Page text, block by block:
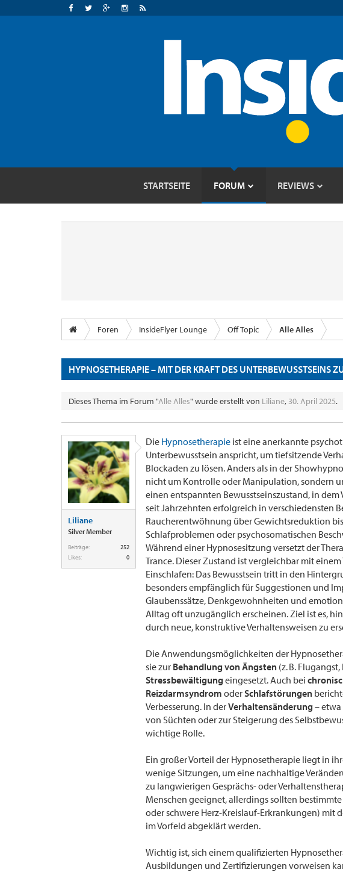
STARTSEITE FORUM REVIEWS
Foren InsideFlyer Lounge Off Topic Alle Alles
HYPNOSETHERAPIE – MIT DER KRAFT DES UNTERBEWUSSTSEINS
Dieses Thema im Forum "Alle Alles" wurde erstellt von Liliane, 30. April 2025.
Liliane
Silver Member
Beiträge:
252
Likes:
0
Die Hypnosetherapie ist eine anerkannte
Unterbewusstsein anspricht, um tiefsitzende
Blockaden zu lösen. Anders als in der
nicht um Kontrolle oder Manipulation, sondern
einen entspannten Bewusstseinszustand, in
seit Jahrzehnten erfolgreich in verschiedensten
Raucherentwöhnung über Gewichtsreduktion
Schlafproblemen oder psychosomatischen
Während einer Hypnosesitzung versetzt der
Trance. Dieser Zustand ist vergleichbar mit
Einschlafen: Das Bewusstsein tritt in den
besonders empfänglich für Suggestionen und
Glaubenssätze, Denkgewohnheiten und
Alltag oft unzugänglich erscheinen. Ziel ist es,
durch neue, konstruktive Verhaltensweisen zu
Die Anwendungsmöglichkeiten der
sie zur Behandlung von Ängsten (z. B.
Stressbewältigungeingesetzt. Auch bei
Reizdarmsyndrom oderSchlafstörungen
Verbesserung. In derVerhaltensänderung–
von Süchten oder zur Steigerung des
wichtige Rolle.
Ein großer Vorteil der Hypnosetherapie liegt in
wenige Sitzungen, um eine nachhaltige
zu langwierigen Gesprächs- oder
Menschen geeignet, allerdings sollten
oder schwere Herz-Kreislauf-Erkrankungen) mit
im Vorfeld abgeklärt werden.
Wichtig ist, sich einem qualifizierten
Ausbildungen und Zertifizierungen vorweisen